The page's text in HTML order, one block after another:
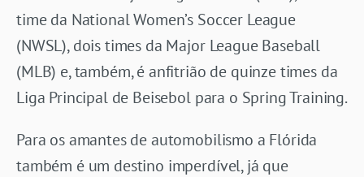
time da National Women’s Soccer League
(NWSL), dois times da Major League Baseball
(MLB) e, também, é anfitrião de quinze times da
Liga Principal de Beisebol para o Spring Training.
Para os amantes de automobilismo a Flórida
também é um destino imperdível, já que